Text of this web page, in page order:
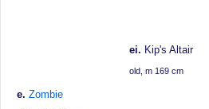
e. Zombie
ei. Kip's Altair
old, m 169 cm